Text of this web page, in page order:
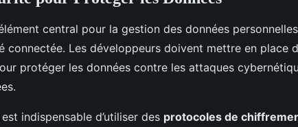
central pour la gestion des données
connectée. Les développeurs doivent mettre en place
protéger les données contre les attaques
indispensable d’utiliser des protocoles de